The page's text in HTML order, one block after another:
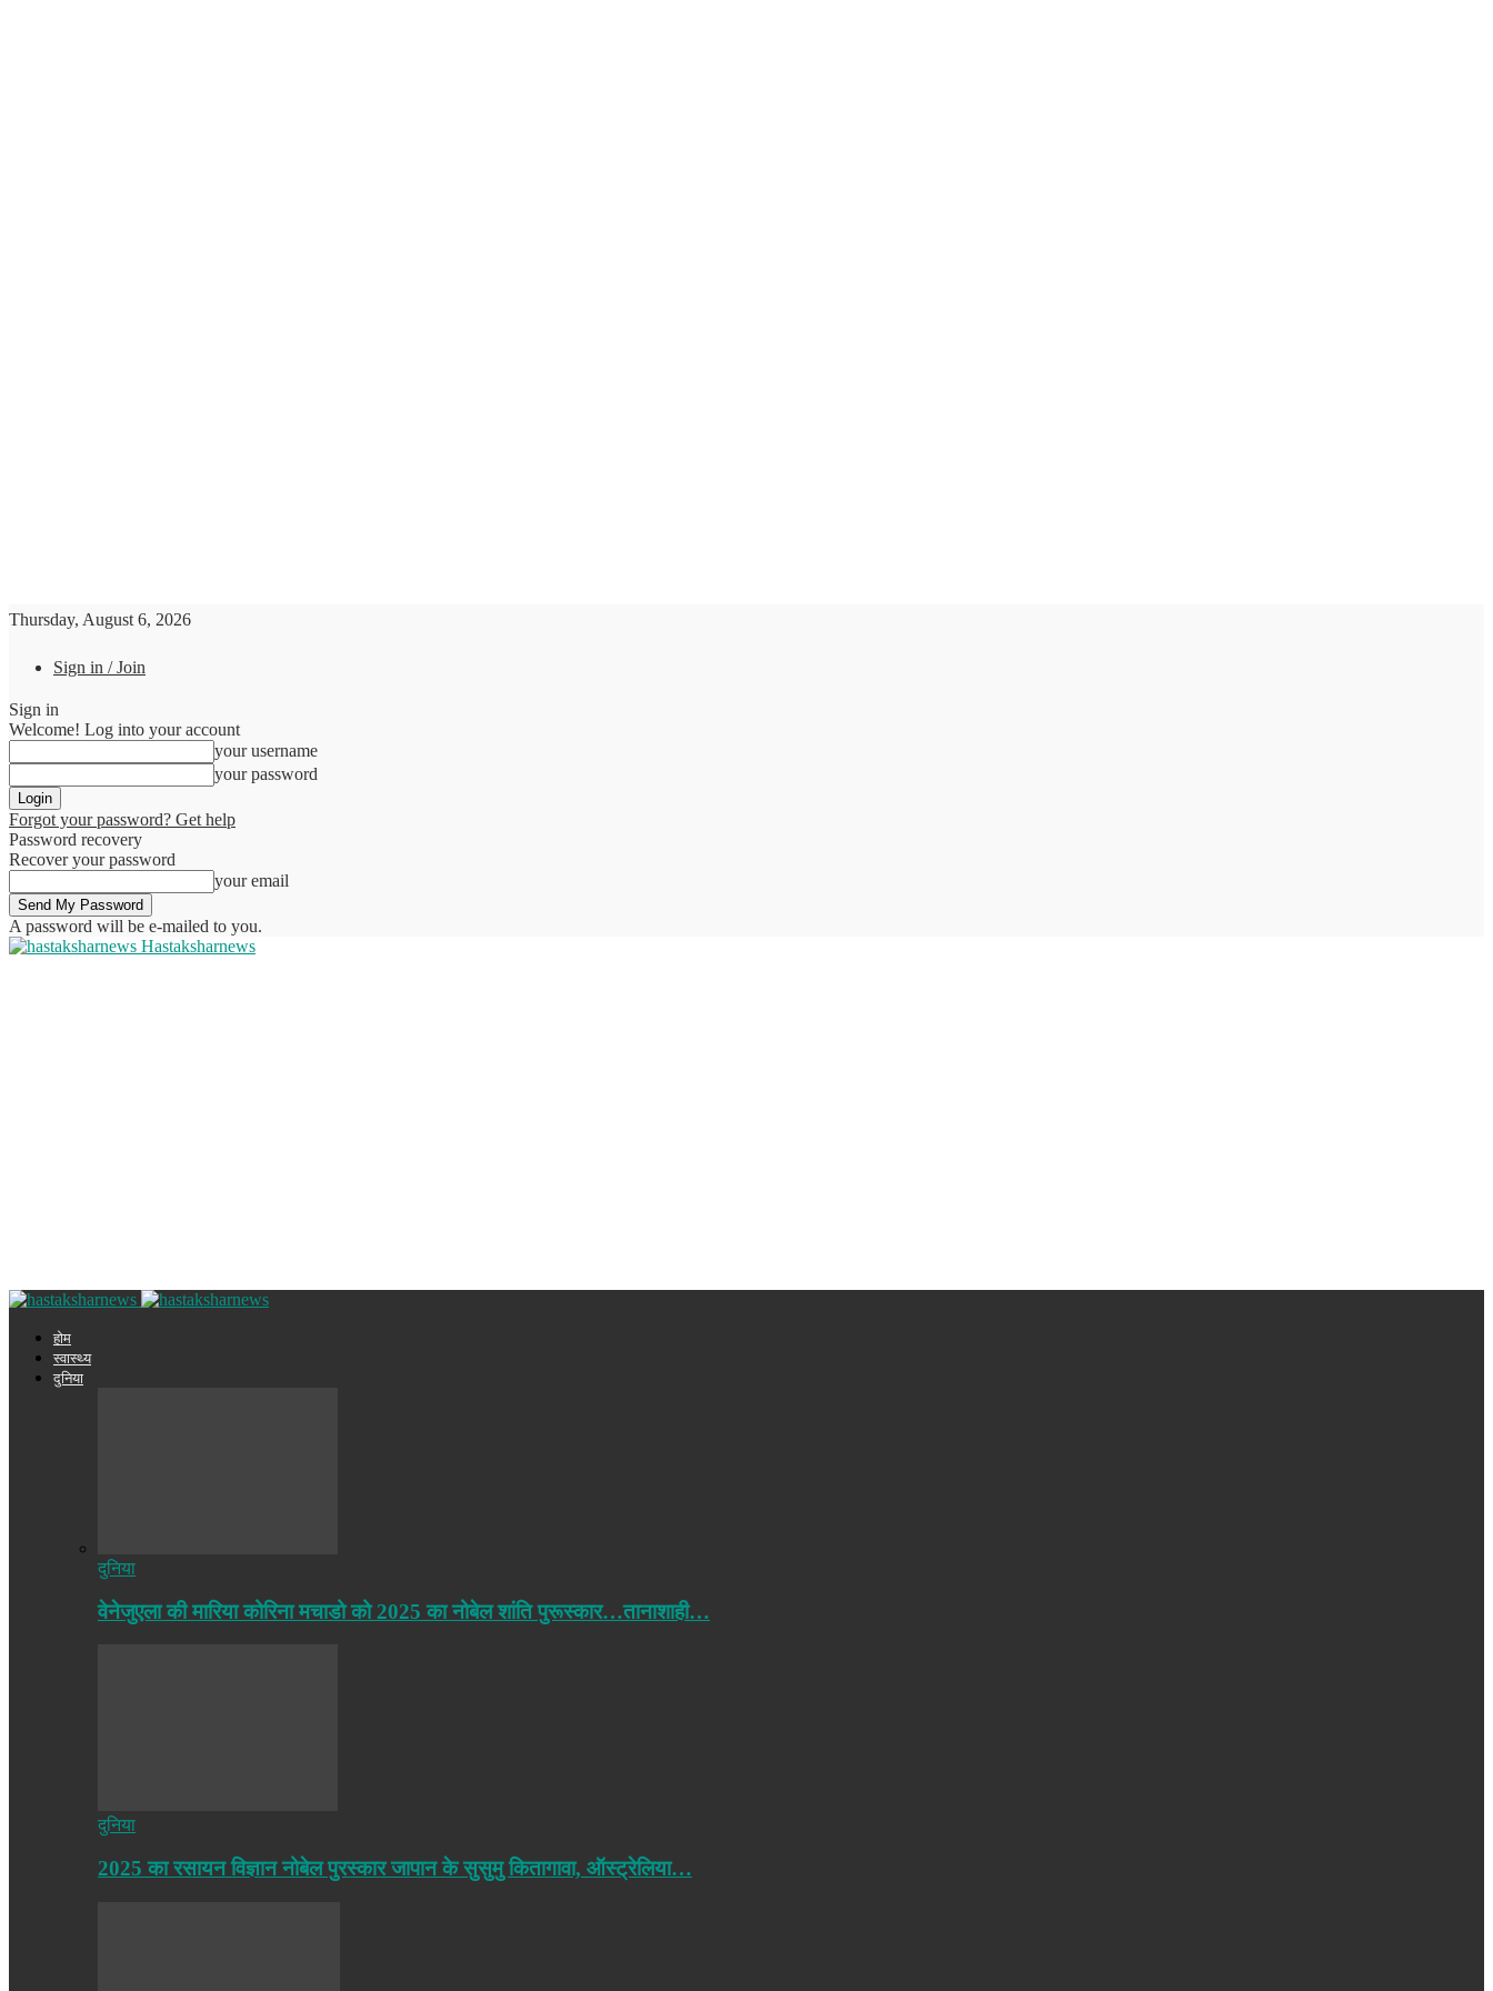
Thursday, August 6, 2026
Sign in / Join
Sign in
Welcome! Log into your account
your username
your password
Forgot your password? Get help
Password recovery
Recover your password
your email
A password will be e-mailed to you.
Hastaksharnews
होम
स्वास्थ्य
दुनिया
दुनिया
वेनेजुएला की मारिया कोरिना मचाडो को 2025 का नोबेल शांति पुरूस्कार…तानाशाही…
दुनिया
2025 का रसायन विज्ञान नोबेल पुरस्कार जापान के सुसुमु कितागावा, ऑस्ट्रेलिया…